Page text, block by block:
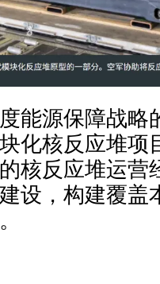
能源保障战略
化核反应堆项
核反应堆运营
设，构建覆盖